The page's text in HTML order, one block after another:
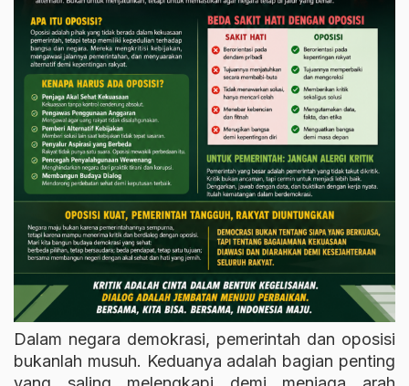
Dalam negara demokrasi, pemerintah dan oposisi
bukanlah musuh. Keduanya adalah bagian penting